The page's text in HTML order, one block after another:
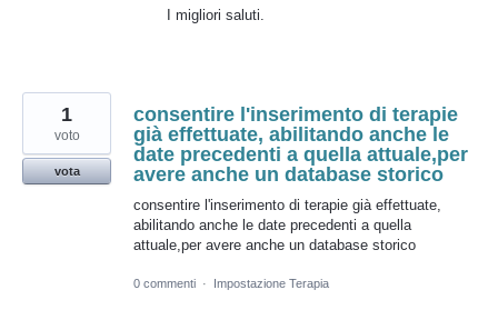
I migliori saluti.
consentire l'inserimento di terapie
già effettuate, abilitando anche le
date precedenti a quella attuale,per
avere anche un database storico
consentire l'inserimento di terapie già effettuate,
abilitando anche le date precedenti a quella
attuale,per avere anche un database storico
1
voto
vota
0 commenti · Impostazione Terapia